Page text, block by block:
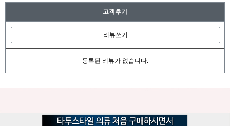
고객후기
리뷰쓰기
등록된 리뷰가 없습니다.